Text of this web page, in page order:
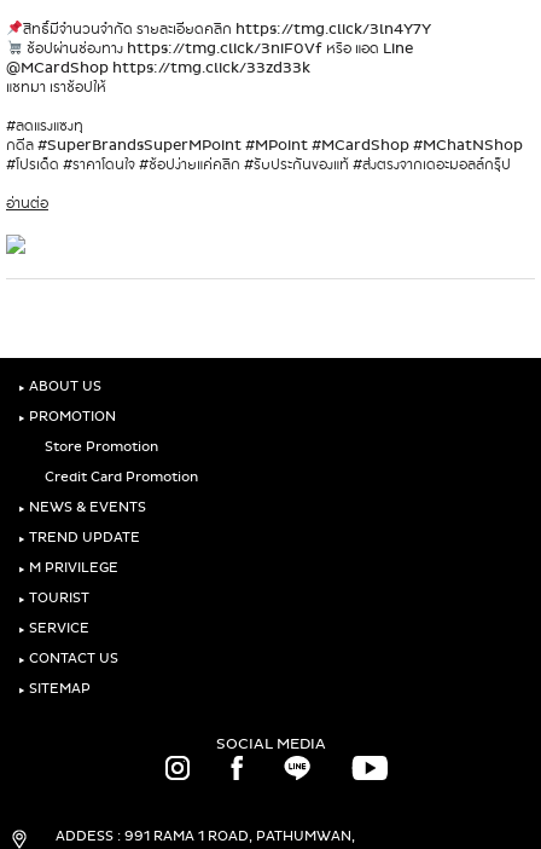
สิทธิ์มีจำนวนจำกัด รายละเอียดคลิก https://tmg.click/3ln4Y7Y
ช้อปผ่านช่องทาง https://tmg.click/3niF0Vfหรือ แอด Line
@MCardShop https://tmg.click/33zd33k
แชทมา เราช้อปให้
#ลดแรงแซงทุ
กดีล #SuperBrandsSuperMPoint #MPoint #MCardShop #MChatNShop
#โปรเด็ด #ราคาโดนใจ #ช้อปง่ายแค่คลิก #รับประกันของแท้ #ส่งตรงจากเดอะมอลล์กรุ๊ป
อ่านต่อ
‣ ABOUT US
‣ PROMOTION
Store Promotion
Credit Card Promotion
‣ NEWS & EVENTS
‣ TREND UPDATE
‣ M PRIVILEGE
‣ TOURIST
‣ SERVICE
‣ CONTACT US
‣ SITEMAP
SOCIAL MEDIA
ADDESS : 991 RAMA 1 ROAD, PATHUMWAN,